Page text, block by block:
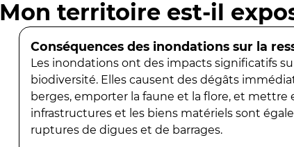
Mon territoire est-il
Conséquences des inondations sur la
Les inondations ont des impacts significatifs
biodiversité. Elles causent des dégâts
berges, emporter la faune et la flore, et mettre
infrastructures et les biens matériels sont
ruptures de digues et de barrages.